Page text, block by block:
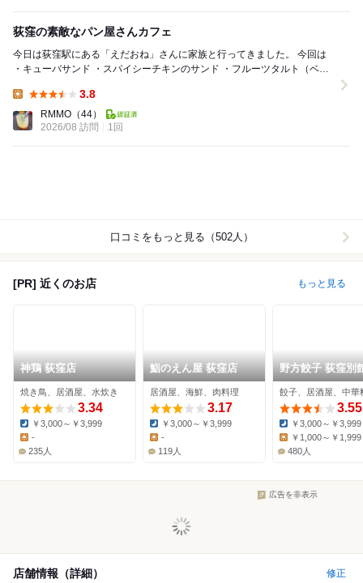
荻窪の素敵なパン屋さんカフェ
今日は荻窪駅にある「えだおね」さんに家族と行ってきました。 今回は
・キューバサンド ・スパイシーチキンのサンド ・フルーツタルト（ベリ
3.8
RMMO （44）
2026/08 訪問
1回
口コミをもっと見る（502人）
[PR] 近くのお店 もっと見る
神鶏 荻窪店
焼き鳥、居酒屋、水炊き
3.34
Dinner:
￥3,000～￥3,999
-
235人
鮨のえん屋 荻窪店
居酒屋、海鮮、肉料理
3.17
Dinner:
￥3,000～￥3,999
-
119人
野方餃子 荻窪別
餃子、居酒屋、中華
3.55
Dinner:
￥3,000～￥3,999
￥1,000～￥1,999
480人
広告を非表示
店舗情報（詳細） 修正